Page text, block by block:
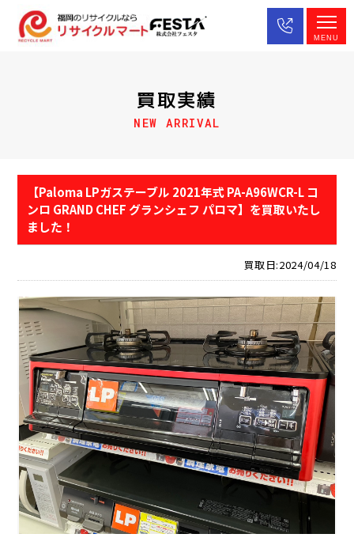
買取実績
NEW ARRIVAL
【Paloma LPガステーブル 2021年式 PA-A96WCR-L コ
ンロ GRAND CHEF グランシェフ パロマ】を買取いたし
ました！
買取日:2024/04/18
MENU